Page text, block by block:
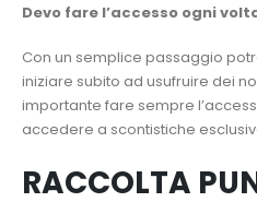
Devo fare l’accesso ogni
Con un semplice passaggio
iniziare subito ad usufruire dei
importante fare sempre
accedere a scontistiche
RACCOLTA